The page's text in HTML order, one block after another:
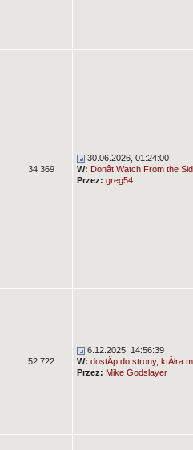
34 369
30.06.2026, 01:24:00
W: Donât Watch From the
Przez: greg54
52 722
6.12.2025, 14:56:39
W: dostÄp do strony, ktĂłra
Przez: Mike Godslayer